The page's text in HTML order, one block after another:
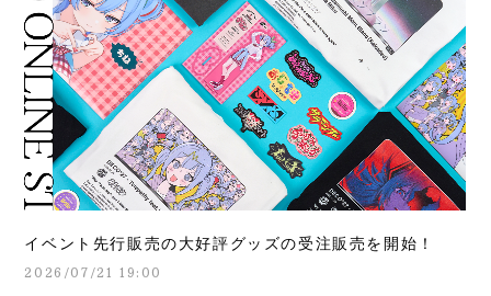
イベント先行販売の大好評グッズの受注販売を開始！
2026/07/21 19:00